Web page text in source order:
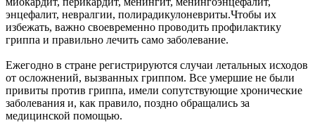
энцефалит, невралгии, полирадикулоневриты.Чтобы их
избежать, важно своевременно проводить профилактику
гриппа и правильно лечить само заболевание.
Ежегодно в стране регистрируются случаи летальных исходов
от осложнений, вызванных гриппом. Все умершие не были
привиты против гриппа, имели сопутствующие хронические
заболевания и, как правило, поздно обращались за
медицинской помощью.